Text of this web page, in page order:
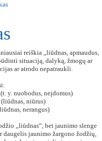
reiškia „liūdnas, apmaudus,
situaciją, dalyką, žmogų ar
ar atrodo nepatraukli.
y. nuobodus, neįdomus)
niūrus)
nerangus)
„liūdnas“, bet jaunimo slenge
daugelis jaunimo žargono žodžių,